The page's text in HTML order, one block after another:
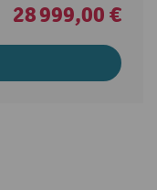
28 999,00 €